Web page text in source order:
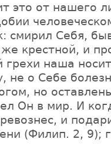
это от нашего
смирил Себя,
крестной, и
грехи наша
не о Себе
но
Он в мир. И
и
(Филип. 2, 9);